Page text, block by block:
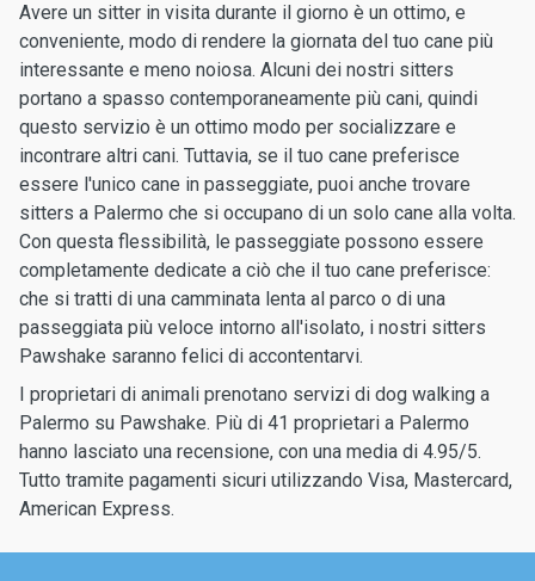
Avere un sitter in visita durante il giorno è un ottimo, e
conveniente, modo di rendere la giornata del tuo cane più
interessante e meno noiosa. Alcuni dei nostri sitters
portano a spasso contemporaneamente più cani, quindi
questo servizio è un ottimo modo per socializzare e
incontrare altri cani. Tuttavia, se il tuo cane preferisce
essere l'unico cane in passeggiate, puoi anche trovare
sitters a Palermo che si occupano di un solo cane alla volta.
Con questa flessibilità, le passeggiate possono essere
completamente dedicate a ciò che il tuo cane preferisce:
che si tratti di una camminata lenta al parco o di una
passeggiata più veloce intorno all'isolato, i nostri sitters
Pawshake saranno felici di accontentarvi.
I proprietari di animali prenotano servizi di dog walking a
Palermo su Pawshake. Più di 41 proprietari a Palermo
hanno lasciato una recensione, con una media di 4.95/5.
Tutto tramite pagamenti sicuri utilizzando Visa, Mastercard,
American Express.